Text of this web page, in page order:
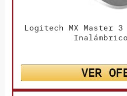
Logitech MX Master 3
VER